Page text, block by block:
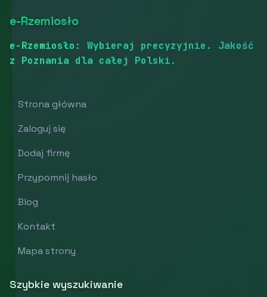
e-Rzemiosło
e-Rzemiosło: Wybieraj precyzyjnie. Jakość
z Poznania dla całej Polski.
Strona główna
Zaloguj się
Dodaj firmę
Przypomnij hasło
Blog
Kontakt
Mapa strony
Szybkie wyszukiwanie